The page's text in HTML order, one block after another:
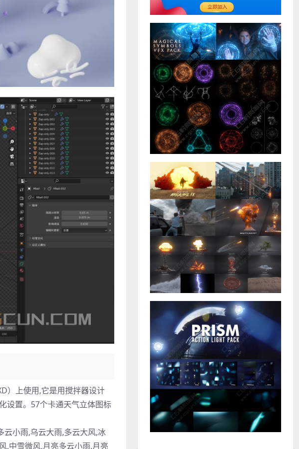
）上使用,它是用搅拌器设计
设置。57个卡通天气立体图标
小雨,乌云大雨,多云大风,冰
,中雪微风,月亮多云小雨,月亮